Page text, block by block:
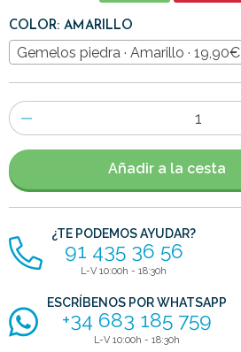
COLOR: AMARILLO
Gemelos piedra · Amarillo · 19,90€
Número
de
artículos
Añadir a la cesta
¿TE PODEMOS AYUDAR?
91 435 36 56
L-V 10:00h - 18:30h
ESCRÍBENOS POR WHATSAPP
+34 683 185 759
L-V 10:00h - 18:30h